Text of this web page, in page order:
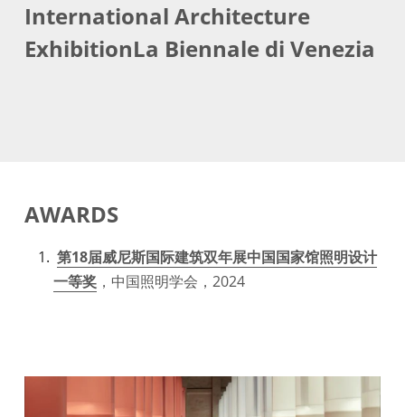
International Architecture
ExhibitionLa Biennale di Venezia
AWARDS
第18届威尼斯国际建筑双年展中国国家馆照明设计
一等奖，中国照明学会，2024